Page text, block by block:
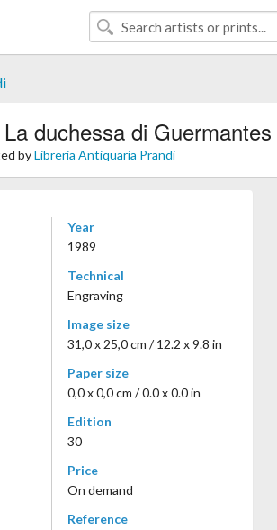
duchessa di Guermantes
byLibreria Antiquaria Prandi
Year
1989
Technical
Engraving
Image size
31,0 x 25,0 cm / 12.2 x 9.8 in
Paper size
0,0 x 0,0 cm / 0.0 x 0.0 in
Edition
30
Price
On demand
Reference